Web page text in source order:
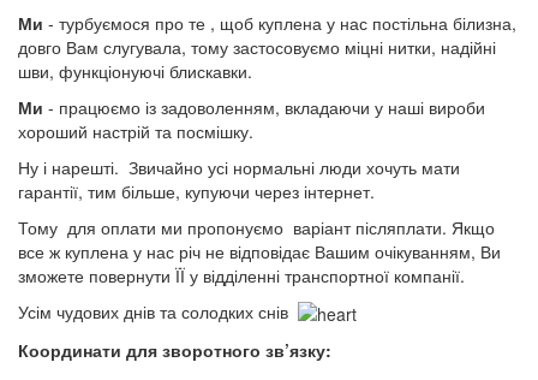
Ми - турбуємося про те , щоб куплена у нас постільна білизна,
довго Вам слугувала, тому застосовуємо міцні нитки, надійні
шви, функціонуючі блискавки.
Ми - працюємо із задоволенням, вкладаючи у наші вироби
хороший настрій та посмішку.
Ну і нарешті. Звичайно усі нормальні люди хочуть мати
гарантії, тим більше, купуючи через інтернет.
Тому для оплати ми пропонуємо варіант післяплати. Якщо
все ж куплена у нас річ не відповідає Вашим очікуванням, Ви
зможете повернути ЇЇ у відділенні транспортної компанії.
Усім чудових днів та солодких снів
Координати для зворотного зв’язку: